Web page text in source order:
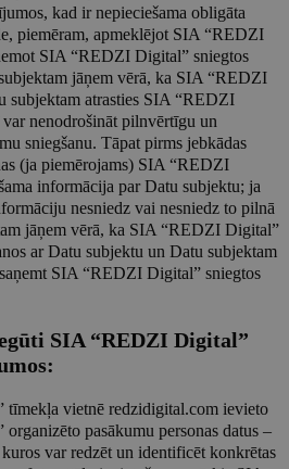
kad ir nepieciešama obligāta
piemēram, apmeklējot SIA “REDZI
SIA “REDZI Digital” sniegtos
jāņem vērā, ka SIA “REDZI
subjektam atrasties SIA “REDZI
nenodrošināt pilnvērtīgu un
sniegšanu. Tāpat pirms jebkādas
(ja piemērojams) SIA “REDZI
informācija par Datu subjektu; ja
nesniedz vai nesniedz to pilnā
jāņem vērā, ka SIA “REDZI Digital”
ar Datu subjektu un Datu subjektam
SIA “REDZI Digital” sniegtos
SIA “REDZI Digital”
vietnē redzidigital.com ievieto
pasākumu personas datus –
var redzēt un identificēt konkrētas